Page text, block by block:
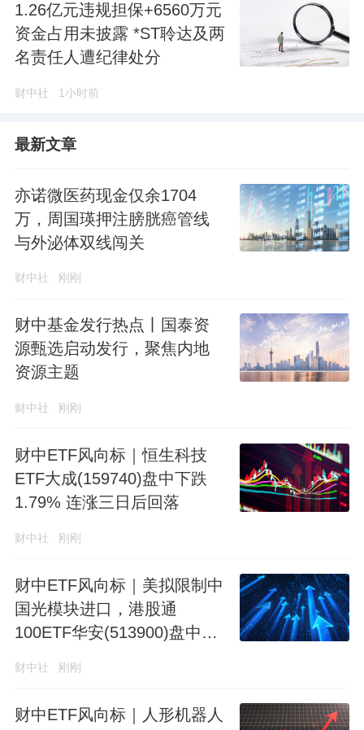
1.26亿元违规担保+6560万元
资金占用未披露 *ST聆达及两
名责任人遭纪律处分
财中社 1小时前
最新文章
亦诺微医药现金仅余1704
万，周国瑛押注膀胱癌管线
与外泌体双线闯关
财中社 刚刚
财中基金发行热点丨国泰资
源甄选启动发行，聚焦内地
资源主题
财中社 刚刚
财中ETF风向标｜恒生科技
ETF大成(159740)盘中下跌
1.79% 连涨三日后回落
财中社 刚刚
财中ETF风向标｜美拟限制中
国光模块进口，港股通
100ETF华安(513900)盘中下
财中社 刚刚
财中ETF风向标｜人形机器人